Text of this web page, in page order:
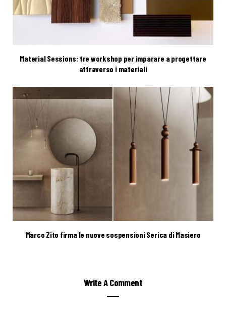
Material Sessions: tre workshop per imparare a progettare
attraverso i materiali
Marco Zito firma le nuove sospensioni Serica di Masiero
Write A Comment